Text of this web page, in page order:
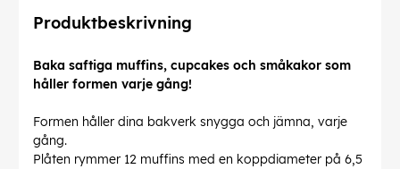
Produktbeskrivning
Baka saftiga muffins, cupcakes och småkakor som
håller formen varje gång!
Formen håller dina bakverk snygga och jämna, varje
gång.
Plåten rymmer 12 muffins med en koppdiameter på 6,5